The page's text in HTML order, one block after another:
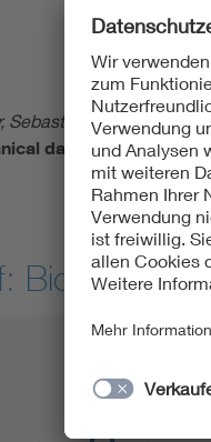
Sebastian Roth, Ulrich
data: a cross-
Biomedical